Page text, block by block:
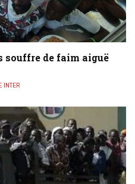
souffre de faim aiguë
INTER